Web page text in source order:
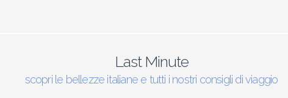
Last Minute
scopri le bellezze italiane e tutti i nostri consigli di viaggio